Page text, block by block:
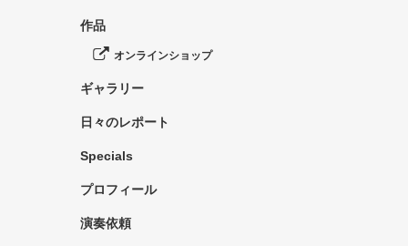
作品
オンラインショップ
ギャラリー
日々のレポート
Specials
プロフィール
演奏依頼